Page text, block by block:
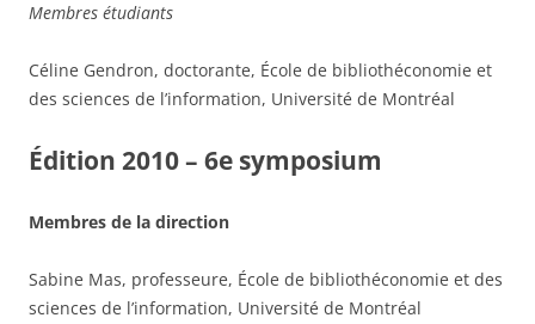
Membres étudiants
Céline Gendron, doctorante, École de bibliothéconomie et
des sciences de l’information, Université de Montréal
Édition 2010 – 6e symposium
Membres de la direction
Sabine Mas, professeure, École de bibliothéconomie et des
sciences de l’information, Université de Montréal